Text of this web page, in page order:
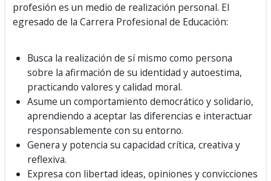
profesión es un medio de realización personal. El
egresado de la Carrera Profesional de Educación:
Busca la realización de sí mismo como persona
sobre la afirmación de su identidad y autoestima,
practicando valores y calidad moral.
Asume un comportamiento democrático y solidario,
aprendiendo a aceptar las diferencias e interactuar
responsablemente con su entorno.
Genera y potencia su capacidad crítica, creativa y
reflexiva.
Expresa con libertad ideas, opiniones y convicciones